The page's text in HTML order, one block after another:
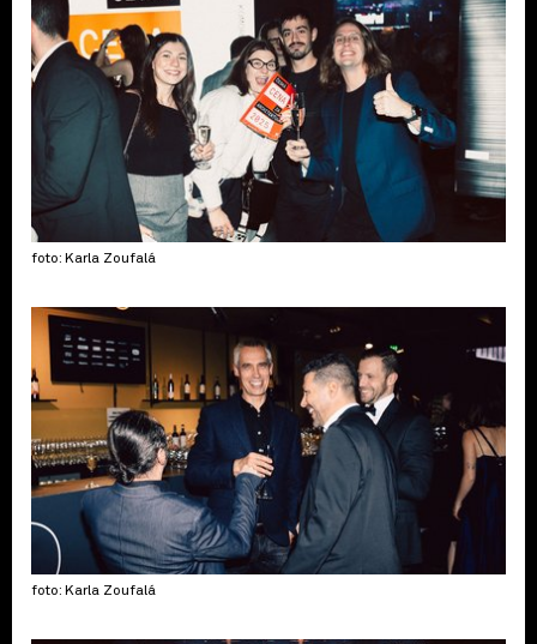
foto: Karla Zoufalá
foto: Karla Zoufalá